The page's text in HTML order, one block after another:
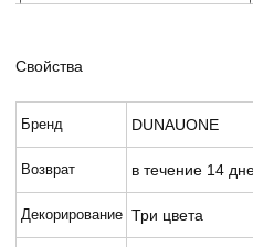
Свойства
Бренд DUNAUONE
Возврат в течение 14
Декорирование Три цвета